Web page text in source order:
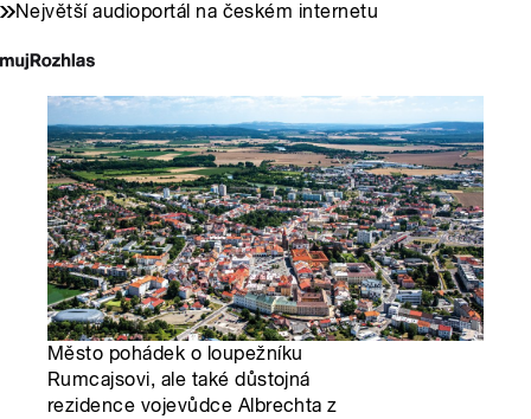
Největší audioportál na českém internetu
Město pohádek o loupežníku
Rumcajsovi, ale také důstojná
rezidence vojevůdce Albrechta z